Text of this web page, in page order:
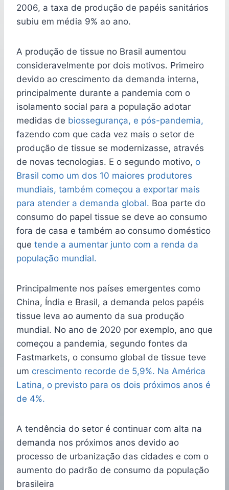
2006, a taxa de produção de papéis sanitários
subiu em média 9% ao ano.
A produção de tissue no Brasil aumentou
consideravelmente por dois motivos. Primeiro
devido ao crescimento da demanda interna,
principalmente durante a pandemia com o
isolamento social para a população adotar
medidas de biossegurança, e pós-pandemia,
fazendo com que cada vez mais o setor de
produção de tissue se modernizasse, através
de novas tecnologias. E o segundo motivo, o
Brasil como um dos 10 maiores produtores
mundiais, também começou a exportar mais
para atender a demanda global. Boa parte do
consumo do papel tissue se deve ao consumo
fora de casa e também ao consumo doméstico
que tende a aumentar junto com a renda da
população mundial.
Principalmente nos países emergentes como
China, Índia e Brasil, a demanda pelos papéis
tissue leva ao aumento da sua produção
mundial. No ano de 2020 por exemplo, ano que
começou a pandemia, segundo fontes da
Fastmarkets, o consumo global de tissue teve
um crescimento recorde de 5,9%. Na América
Latina, o previsto para os dois próximos anos é
de 4%.
A tendência do setor é continuar com alta na
demanda nos próximos anos devido ao
processo de urbanização das cidades e com o
aumento do padrão de consumo da população
brasileira